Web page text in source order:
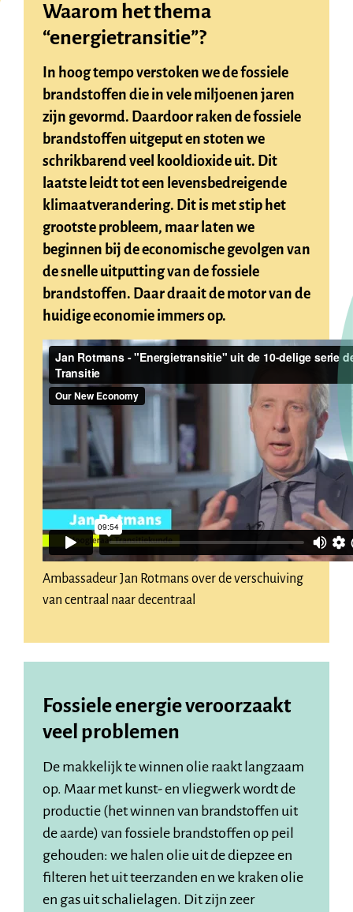
Waarom het thema
“energietransitie”?
In hoog tempo verstoken we de fossiele
brandstoffen die in vele miljoenen jaren
zijn gevormd. Daardoor raken de fossiele
brandstoffen uitgeput en stoten we
schrikbarend veel kooldioxide uit. Dit
laatste leidt tot een levensbedreigende
klimaatverandering. Dit is met stip het
grootste probleem, maar laten we
beginnen bij de economische gevolgen van
de snelle uitputting van de fossiele
brandstoffen. Daar draait de motor van de
huidige economie immers op.
Ambassadeur Jan Rotmans over de verschuiving
van centraal naar decentraal
Fossiele energie veroorzaakt
veel problemen
De makkelijk te winnen olie raakt langzaam
op. Maar met kunst- en vliegwerk wordt de
productie (het winnen van brandstoffen uit
de aarde) van fossiele brandstoffen op peil
gehouden: we halen olie uit de diepzee en
filteren het uit teerzanden en we kraken olie
en gas uit schalielagen. Dit zijn zeer